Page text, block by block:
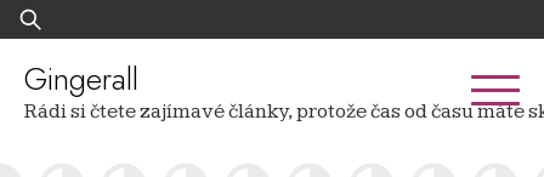
Skip
to
content
Vyhledávání
Gingerall
Rádi si čtete zajímavé články, protože čas od času